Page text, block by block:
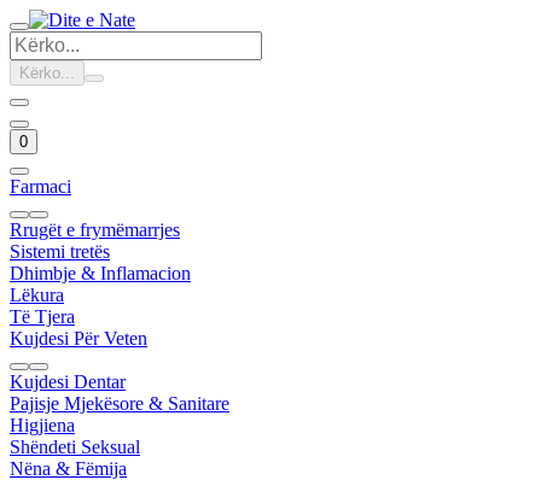
Kërko...
0
Farmaci
Rrugët e frymëmarrjes
Sistemi tretës
Dhimbje & Inflamacion
Lëkura
Të Tjera
Kujdesi Për Veten
Kujdesi Dentar
Pajisje Mjekësore & Sanitare
Higjiena
Shëndeti Seksual
Nëna & Fëmija